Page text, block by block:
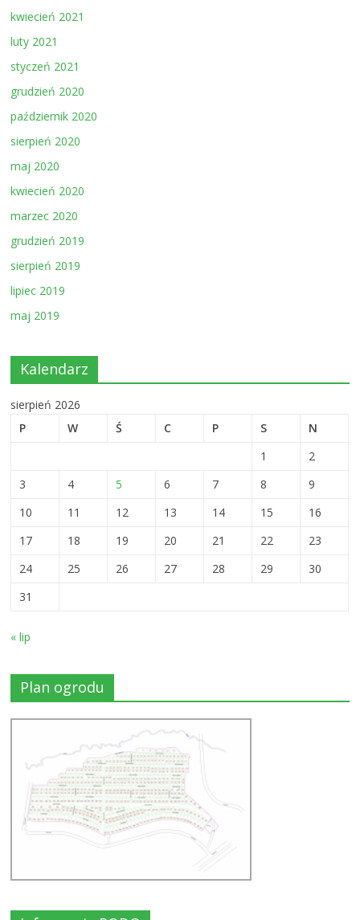
kwiecień 2021
luty 2021
styczeń 2021
grudzień 2020
październik 2020
sierpień 2020
maj 2020
kwiecień 2020
marzec 2020
grudzień 2019
sierpień 2019
lipiec 2019
maj 2019
Kalendarz
sierpień 2026
P
W Ś C P S
N
1
2
3
4 5 6 7 8
9
10
11 12 13 14 15
16
17
18 19 20 21 22
23
24
25 26 27 28 29
30
31
« lip
Plan ogrodu